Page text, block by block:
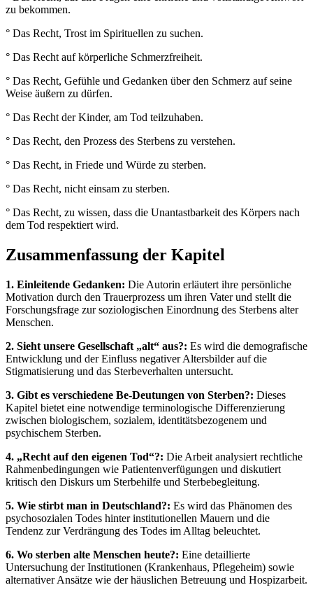
zu bekommen.
° Das Recht, Trost im Spirituellen zu suchen.
° Das Recht auf körperliche Schmerzfreiheit.
° Das Recht, Gefühle und Gedanken über den Schmerz auf seine
Weise äußern zu dürfen.
° Das Recht der Kinder, am Tod teilzuhaben.
° Das Recht, den Prozess des Sterbens zu verstehen.
° Das Recht, in Friede und Würde zu sterben.
° Das Recht, nicht einsam zu sterben.
° Das Recht, zu wissen, dass die Unantastbarkeit des Körpers nach
dem Tod respektiert wird.
Zusammenfassung der Kapitel
1. Einleitende Gedanken: Die Autorin erläutert ihre persönliche
Motivation durch den Trauerprozess um ihren Vater und stellt die
Forschungsfrage zur soziologischen Einordnung des Sterbens alter
Menschen.
2. Sieht unsere Gesellschaft „alt“ aus?: Es wird die demografische
Entwicklung und der Einfluss negativer Altersbilder auf die
Stigmatisierung und das Sterbeverhalten untersucht.
3. Gibt es verschiedene Be-Deutungen von Sterben?: Dieses
Kapitel bietet eine notwendige terminologische Differenzierung
zwischen biologischem, sozialem, identitätsbezogenem und
psychischem Sterben.
4. „Recht auf den eigenen Tod“?: Die Arbeit analysiert rechtliche
Rahmenbedingungen wie Patientenverfügungen und diskutiert
kritisch den Diskurs um Sterbehilfe und Sterbebegleitung.
5. Wie stirbt man in Deutschland?: Es wird das Phänomen des
psychosozialen Todes hinter institutionellen Mauern und die
Tendenz zur Verdrängung des Todes im Alltag beleuchtet.
6. Wo sterben alte Menschen heute?: Eine detaillierte
Untersuchung der Institutionen (Krankenhaus, Pflegeheim) sowie
alternativer Ansätze wie der häuslichen Betreuung und Hospizarbeit.